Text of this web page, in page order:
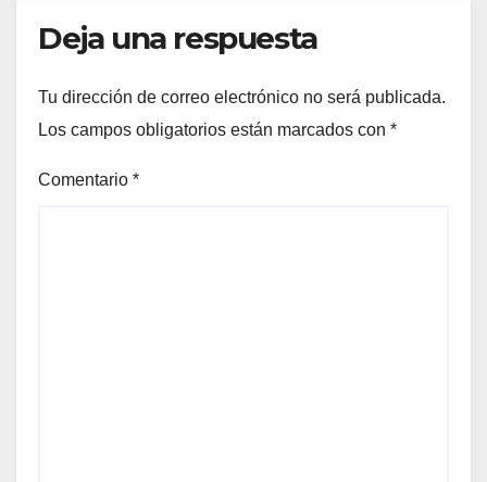
Deja una respuesta
Tu dirección de correo electrónico no será publicada.
Los campos obligatorios están marcados con *
Comentario *